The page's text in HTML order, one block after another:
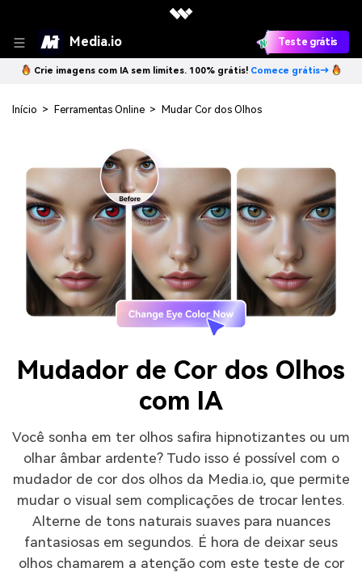
Media.io Teste grátis
Crie imagens com IA sem limites. 100% grátis! Comece grátis→
Início > Ferramentas Online > Mudar Cor dos Olhos
Mudador de Cor dos Olhos
com IA
Você sonha em ter olhos safira hipnotizantes ou um
olhar âmbar ardente? Tudo isso é possível com o
mudador de cor dos olhos da Media.io, que permite
mudar o visual sem complicações de trocar lentes.
Alterne de tons naturais suaves para nuances
fantasiosas em segundos. É hora de deixar seus
olhos chamarem a atenção com este teste de cor